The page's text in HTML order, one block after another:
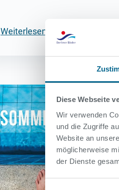
Diese Webseite
Wir verwenden
und die Zugriffe
Website an
möglicherweise
der Dienste
Einwilligungsauswahl
Weiterlesen